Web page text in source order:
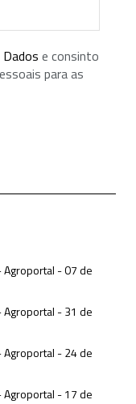
e consinto
para as
Agroportal - 07 de
Agroportal - 31 de
Agroportal - 24 de
Agroportal - 17 de